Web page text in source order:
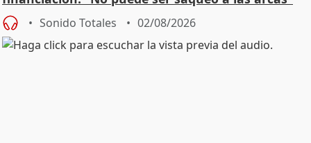
Sonido Totales 02/08/2026